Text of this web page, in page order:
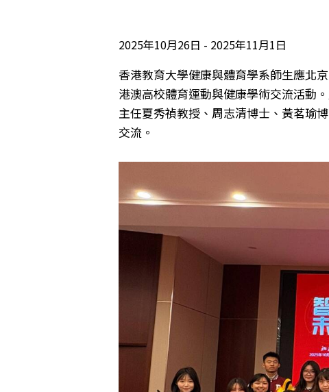
2025年10月26日 2025年11月1日
香港教育大學健康與體育學系師生應北
港澳高校體育運動與健康學術交流活動
主任夏秀禎教授、周志清博士、黃茗瑜
交流。